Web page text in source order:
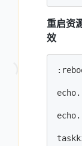
重启资
效
echo.